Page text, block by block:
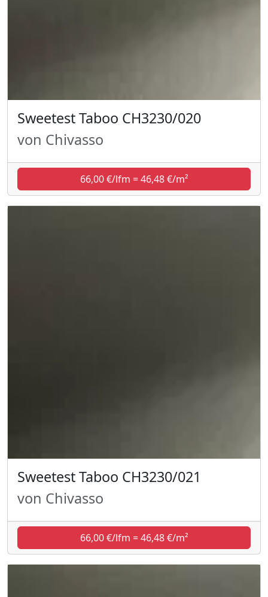
Sweetest Taboo CH3230/020
von Chivasso
66,00 €/lfm = 46,48 €/m²
Sweetest Taboo CH3230/021
von Chivasso
66,00 €/lfm = 46,48 €/m²